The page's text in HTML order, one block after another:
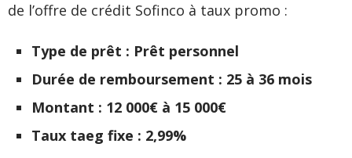
de l’offre de crédit Sofinco à taux promo :
Type de prêt : Prêt personnel
Durée de remboursement : 25 à 36 mois
Montant : 12 000€ à 15 000€
Taux taeg fixe : 2,99%